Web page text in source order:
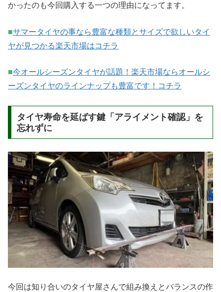
かったのも今回購入する一つの理由になってます。
■サマータイヤの事なら豊富な種類とサイズで欲しいタイ
ヤが見つかる楽天市場はコチラ
■今オールシーズンタイヤが話題！楽天市場ならオールシ
ーズンタイヤのラインナップも豊富です！コチラ
タイヤ寿命を延ばす鍵「アライメント確認」を
忘れずに
今回は知り合いのタイヤ屋さんで組み換えとバランスの作